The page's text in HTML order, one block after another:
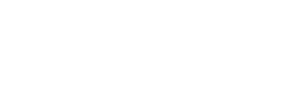
SUPER BOL D’OR SP」に先進の電子制御デバイスを採用し発売！
した！